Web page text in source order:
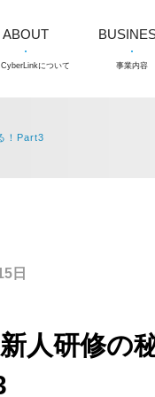
ABOUT
について 事業内容
！Part3
日
研修の